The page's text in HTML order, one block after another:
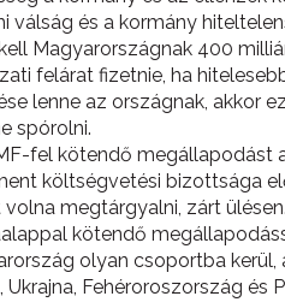
válság és a kormány
Magyarországnak 400
felárat fizetnie, ha
lenne az országnak, akkor
spórolni.
fel kötendő megállapodást
költségvetési bizottsága
megtárgyalni, zárt
kötendő
olyan csoportba kerül,
Ukrajna, Fehéroroszország és